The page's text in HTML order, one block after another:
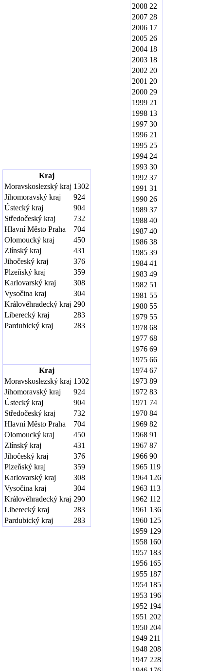
Kraj
Moravskoslezský kraj 1302
Jihomoravský kraj
924
Ústecký kraj
904
Středočeský kraj
732
Hlavní Město Praha
704
Olomoucký kraj
450
Zlínský kraj
431
Jihočeský kraj
376
Plzeňský kraj
359
Karlovarský kraj
308
Vysočina kraj
304
Královéhradecký kraj 290
Liberecký kraj
283
Pardubický kraj
283
Kraj
Moravskoslezský kraj 1302
Jihomoravský kraj
924
Ústecký kraj
904
Středočeský kraj
732
Hlavní Město Praha
704
Olomoucký kraj
450
Zlínský kraj
431
Jihočeský kraj
376
Plzeňský kraj
359
Karlovarský kraj
308
Vysočina kraj
304
Královéhradecký kraj 290
Liberecký kraj
283
Pardubický kraj
283
2008 22
2007 28
2006 17
2005 26
2004 18
2003 18
2002 20
2001 20
2000 29
1999 21
1998 13
1997 30
1996 21
1995 25
1994 24
1993 30
1992 37
1991 31
1990 26
1989 37
1988 40
1987 40
1986 38
1985 39
1984 41
1983 49
1982 51
1981 55
1980 55
1979 55
1978 68
1977 68
1976 69
1975 66
1974 67
1973 89
1972 83
1971 74
1970 84
1969 82
1968 91
1967 87
1966 90
1965 119
1964 126
1963 113
1962 112
1961 136
1960 125
1959 129
1958 160
1957 183
1956 165
1955 187
1954 185
1953 196
1952 194
1951 202
1950 204
1949 211
1948 208
1947 228